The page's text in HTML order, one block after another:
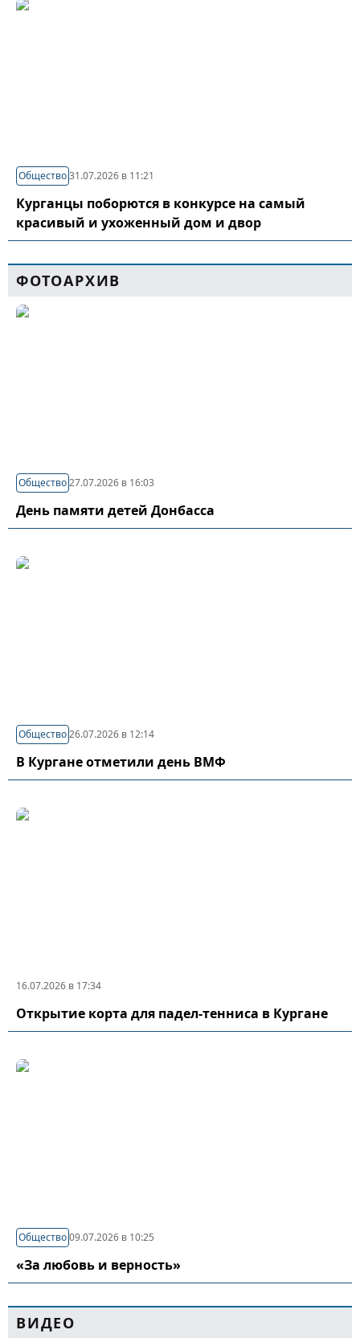
Общество31.07.2026 в 11:21
Курганцы поборются в конкурсе на самый
красивый и ухоженный дом и двор
ФОТОАРХИВ
Общество27.07.2026 в 16:03
День памяти детей Донбасса
Общество26.07.2026 в 12:14
В Кургане отметили день ВМФ
16.07.2026 в 17:34
Открытие корта для падел-тенниса в Кургане
Общество09.07.2026 в 10:25
«За любовь и верность»
ВИДЕО